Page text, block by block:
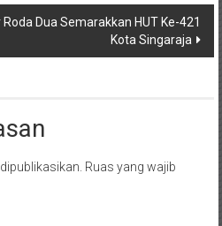
Dua Semarakkan HUT Ke-421
Kota Singaraja
Ruas yang wajib